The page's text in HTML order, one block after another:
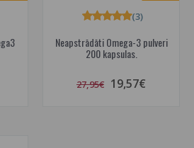
Neapstrādāti Omega-3 pulveri
200 kapsulas.
(3)
27,95€ 19,57€